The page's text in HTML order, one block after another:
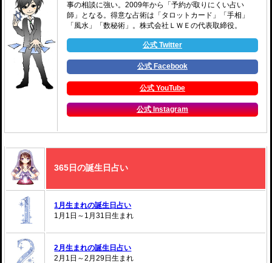
事の相談に強い。2009年から「予約が取りにくい占い
師」となる。得意な占術は「タロットカード」「手相」
「風水」「数秘術」。株式会社ＬＷＥの代表取締役。
公式 Twitter
公式 Facebook
公式 YouTube
公式 Instagram
365日の誕生日占い
1月生まれの誕生日占い
1月1日～1月31日生まれ
2月生まれの誕生日占い
2月1日～2月29日生まれ